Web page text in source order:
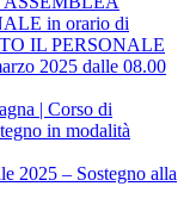
in orario di
IL PERSONALE
2025 dalle 08.00
| Corso di
in modalità
2025 – Sostegno alla